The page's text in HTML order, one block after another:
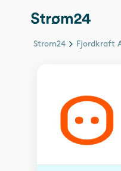
Strom24 Fjordkraft